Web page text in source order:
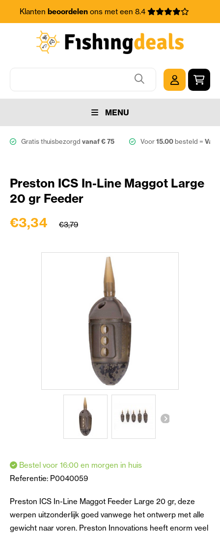
Klanten beoordelenons met een 8.4
MENU
Gratis thuisbezorgd vanaf € 75 Voor15.00besteld =
Preston ICS In-Line Maggot Large
20 gr Feeder
€3,34 €3,79
Bestel voor 16:00 en morgen in huis
Referentie: P0040059
Preston ICS In-Line Maggot Feeder Large 20 gr, deze
werpen uitzonderlijk goed vanwege het ontwerp met alle
gewicht naar voren. Preston Innovations heeft enorm veel